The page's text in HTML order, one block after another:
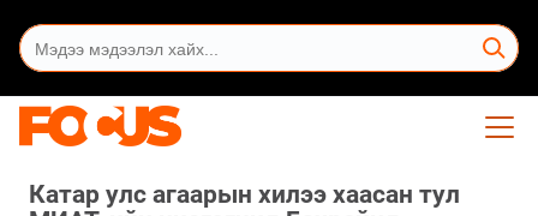
Катар улс агаарын хилээ хаасан тул